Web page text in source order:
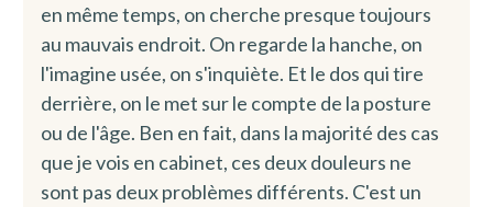
en même temps, on cherche presque toujours
au mauvais endroit. On regarde la hanche, on
l'imagine usée, on s'inquiète. Et le dos qui tire
derrière, on le met sur le compte de la posture
ou de l'âge. Ben en fait, dans la majorité des cas
que je vois en cabinet, ces deux douleurs ne
sont pas deux problèmes différents. C'est un